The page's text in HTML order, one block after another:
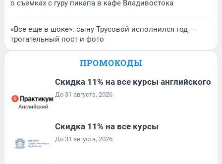
о съемках с гуру пикапа в кафе Владивостока
«Все еще в шоке»: сыну Трусовой исполнился год —
трогательный пост и фото
ПРОМОКОДЫ
Скидка 11% на все курсы английского
До 31 августа, 2026
Скидка 11% на все курсы
До 31 августа, 2026